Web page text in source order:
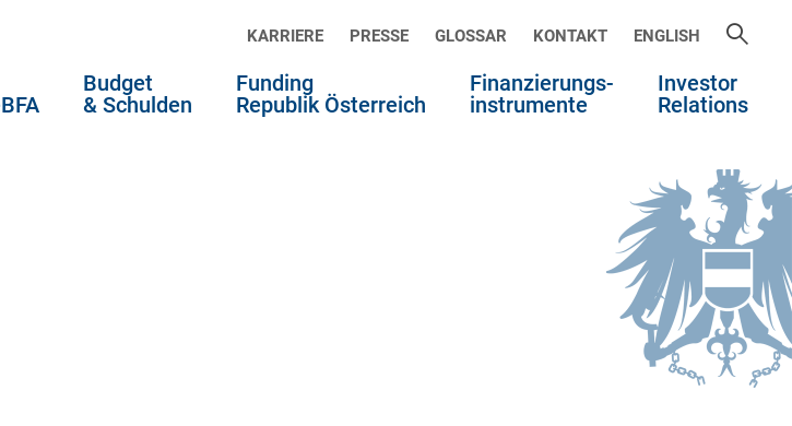
KARRIERE PRESSE GLOSSAR KONTAKT ENGLISH
Budget
& Schulden
Funding
Republik Österreich
Finanzierungs-
instrumente
Investor
Relations